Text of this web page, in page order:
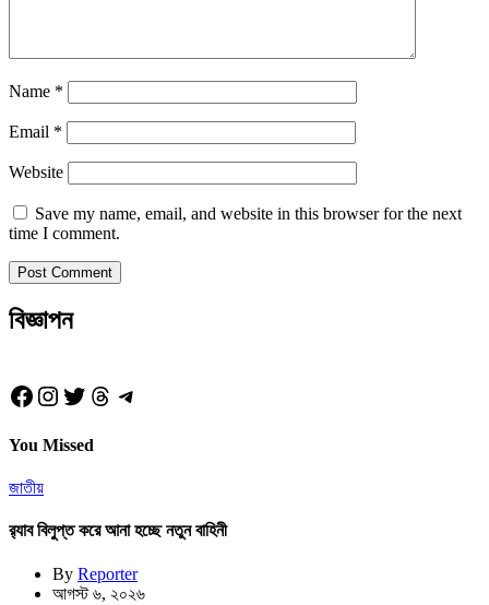
Name *
Email *
Website
Save my name, email, and website in this browser for the next
time I comment.
বিজ্ঞাপন
Facebook
Instagram
Twitter
Threads
Telegram
You Missed
জাতীয়
র‍্যাব বিলুপ্ত করে আনা হচ্ছে নতুন বাহিনী
By Reporter
আগস্ট ৬, ২০২৬